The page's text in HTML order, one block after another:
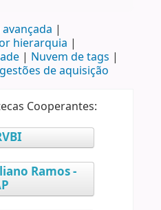
hierarquia
Nuvem de tags
de aquisição
Cooperantes:
Ramos -